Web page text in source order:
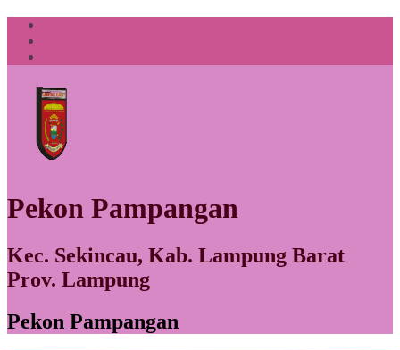
Pekon Pampangan
Kec. Sekincau, Kab. Lampung Barat
Prov. Lampung
Pekon Pampangan